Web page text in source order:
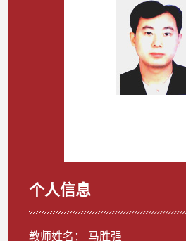
个人信息
教师姓名： 马胜强